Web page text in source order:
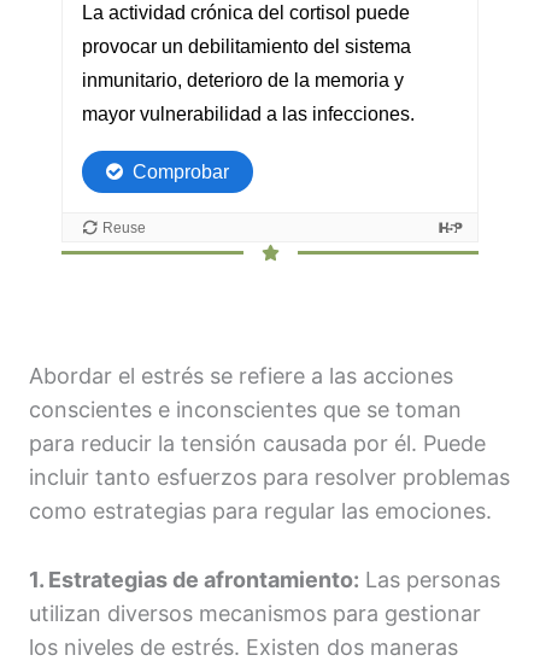
Abordar el estrés se refiere a las acciones
conscientes e inconscientes que se toman
para reducir la tensión causada por él. Puede
incluir tanto esfuerzos para resolver problemas
como estrategias para regular las emociones.
1. Estrategias de afrontamiento: Las personas
utilizan diversos mecanismos para gestionar
los niveles de estrés. Existen dos maneras